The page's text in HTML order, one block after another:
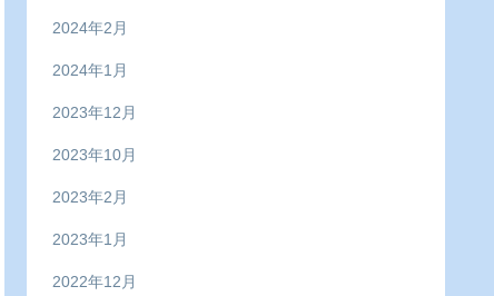
2024年2月
2024年1月
2023年12月
2023年10月
2023年2月
2023年1月
2022年12月